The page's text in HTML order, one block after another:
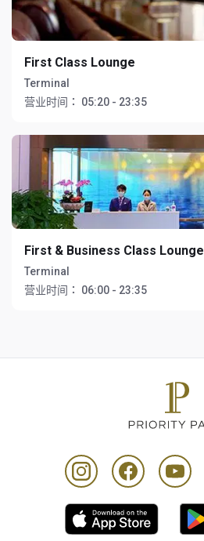
First Class Lounge
Terminal
营业时间：
05:20 - 23:35
First & Business Class Lounge
Terminal
营业时间：
06:00 - 23:35